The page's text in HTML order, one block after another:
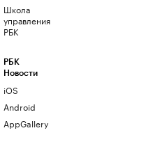
Школа
управления
РБК
РБК
Новости
iOS
Android
AppGallery